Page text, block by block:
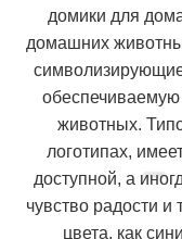
домики для
домашних
животных.
логотипах,
доступной, а
чувство радости
цвета, как